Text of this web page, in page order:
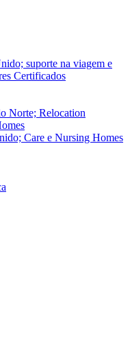
suporte na viagem e
Certificados
Norte; Relocation
Care e Nursing Homes